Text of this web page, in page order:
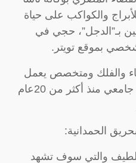
والكواكب على حياة
بـ”الدجل”، حجي في
بموقع تويتر.
والفلك ومتخصص يعمل
في وكالة فضاء دولية وأستاذ جامعي منذ أكثر من 20عام
الحمدانية:
والتي سوف تشهد